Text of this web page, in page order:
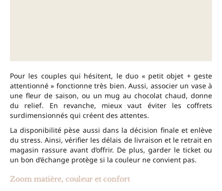
Pour les couples qui hésitent, le duo « petit objet + geste
attentionné » fonctionne très bien. Aussi, associer un vase à
une fleur de saison, ou un mug au chocolat chaud, donne
du relief. En revanche, mieux vaut éviter les coffrets
surdimensionnés qui créent des attentes.
La disponibilité pèse aussi dans la décision finale et enlève
du stress. Ainsi, vérifier les délais de livraison et le retrait en
magasin rassure avant d’offrir. De plus, garder le ticket ou
un bon d’échange protège si la couleur ne convient pas.
Zoom matière, couleur et confort